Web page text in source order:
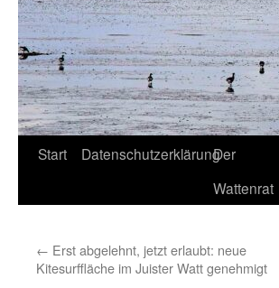
Start DatenschutzerklärungDer
Wattenrat
← Erst abgelehnt, jetzt erlaubt: neue
Kitesurffläche im Juister Watt genehmigt